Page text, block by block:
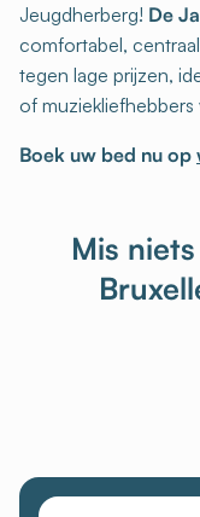
Jeugdherberg! De
comfortabel,
tegen lage prijzen,
of muziekliefhebbers
Boek uw bed nu op
Mis